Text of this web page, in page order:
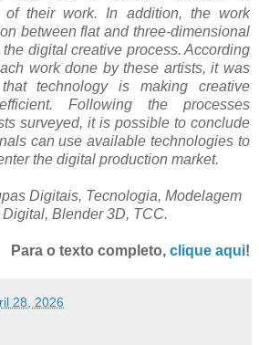
of their work. In addition, the work
between flat and three-dimensional
digital creative process. According
work done by these artists, it was
technology is making creative
Following the processes
surveyed, it is possible to conclude
can use available technologies to
the digital production market.
Digitais, Tecnologia, Modelagem
Blender 3D, TCC.
Para o texto completo, clique aqui!
28, 2026